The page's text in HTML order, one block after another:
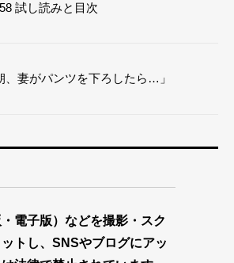
試し読みと目次
、妻がパンツを下ろしたら…」
電子版）などを撮影・スク
トし、SNSやブログにアッ